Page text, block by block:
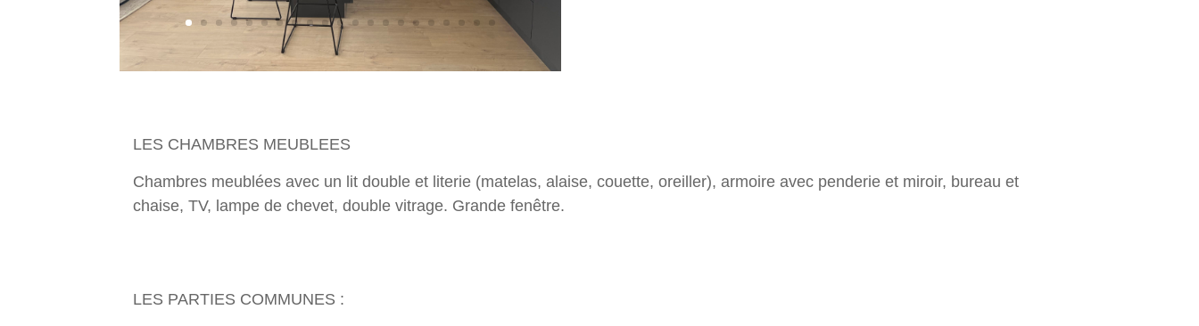
LES CHAMBRES MEUBLEES
Chambres meublées avec un lit double et literie (matelas, alaise, couette, oreiller), armoire avec penderie et miroir, bureau et
chaise, TV, lampe de chevet, double vitrage. Grande fenêtre.
LES PARTIES COMMUNES :